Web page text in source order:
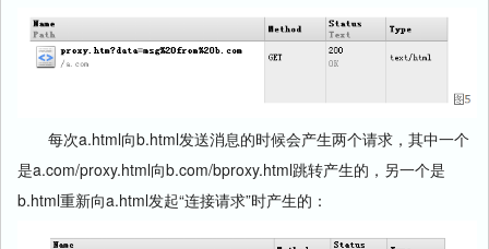
每次a.html向b.html发送消息的时候会产生两个请求，其中一个
是a.com/proxy.html向b.com/bproxy.html跳转产生的，另一个是
b.html重新向a.html发起“连接请求”时产生的：